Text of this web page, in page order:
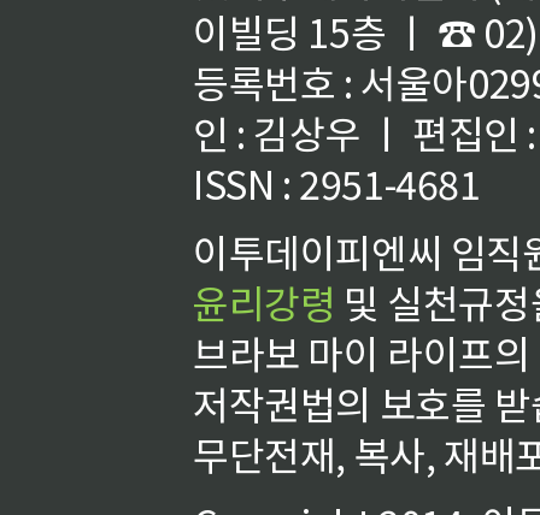
이빌딩 15층 ㅣ ☎
등록번호 : 서울아
인 : 김상우 ㅣ 편집인
ISSN : 2951-4681
이투데이피엔씨 임
윤리강령 및 실천규
브라보 마이 라이프
저작권법의 보호를
무단전재, 복사, 재배